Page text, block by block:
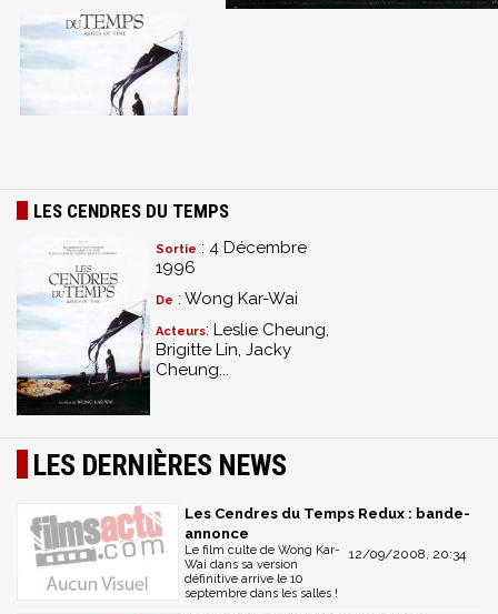
LES CENDRES DU TEMPS
Sortie : 4 Décembre
1996
De : Wong Kar-Wai
Acteurs: Leslie Cheung,
Brigitte Lin, Jacky
Cheung...
LES DERNIÈRES NEWS
Les Cendres du Temps Redux : bande-
annonce
12/09/2008, 20:34
Le film culte de Wong Kar-
Wai dans sa version
définitive arrive le 10
septembre dans les salles !